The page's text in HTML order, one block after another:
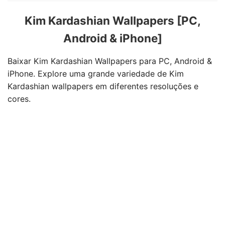
Kim Kardashian Wallpapers [PC,
Android & iPhone]
Baixar Kim Kardashian Wallpapers para PC, Android &
iPhone. Explore uma grande variedade de Kim
Kardashian wallpapers em diferentes resoluções e
cores.